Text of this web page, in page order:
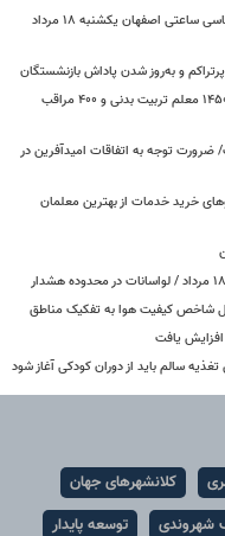
آب و هوای اصفهان طی چند روز آینده و فردا + هواشناسی ساعتی اصفهان یکشنبه ۱۸ مرداد
ایجاد ۱۴۸۰ اتاق بهداشت در مدارس ابتدایی/ فعالیت ۱۴۵۰ معلم تربیت بدنی و ۴۰۰ مراقب
توجه به اتفاقات امیدآفرین در
خرید خدمات از بهترین معلمان
سالم باید از دوران کودکی آغاز شود
کلانشهرهای جهان
شهروندی توسعه پایدار